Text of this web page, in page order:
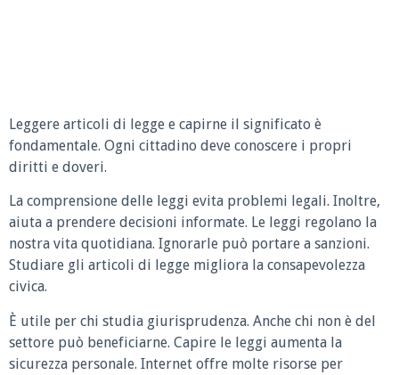
Leggere articoli di legge e capirne il significato è
fondamentale. Ogni cittadino deve conoscere i propri
diritti e doveri.
La comprensione delle leggi evita problemi legali. Inoltre,
aiuta a prendere decisioni informate. Le leggi regolano la
nostra vita quotidiana. Ignorarle può portare a sanzioni.
Studiare gli articoli di legge migliora la consapevolezza
civica.
È utile per chi studia giurisprudenza. Anche chi non è del
settore può beneficiarne. Capire le leggi aumenta la
sicurezza personale. Internet offre molte risorse per